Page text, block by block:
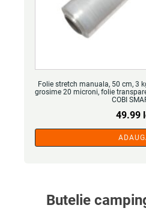
Folie stretch manuala, 50 cm, 3
grosime 20 microni, folie
COBI
49.99
Butelie